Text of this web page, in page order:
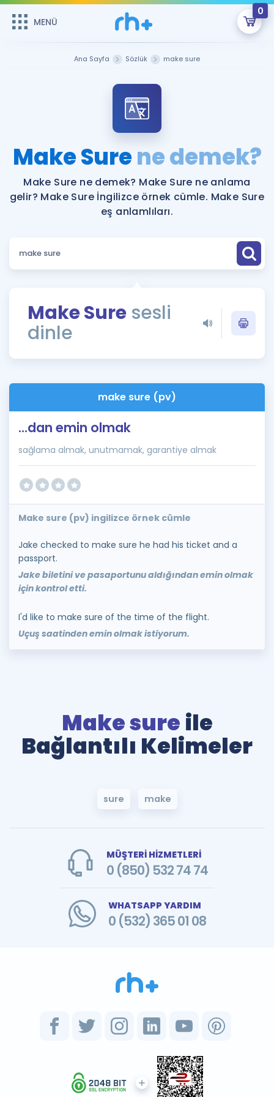
MENÜ
0
ÜYE DEĞİLİM
Sepetin Şu An Boş.
Remzi Hoca ile seni sınava hazırlayacak onlarca eğitim seni
bekliyor!
MENÜ
Faydalı Araçlar
Sözlük
Rehberlik Aracı
ÖSYM Sınav Takvimi
İngilizce Gramer
Hakkımızda
Ana Sayfa Sözlük make sure
Make Surene demek?
Make Sure ne demek? Make Sure ne anlama
gelir? Make Sure İngilizce örnek cümle. Make Sure
eş anlamlıları.
Make Sure sesli
dinle
make sure (pv)
...dan emin olmak
sağlama almak, unutmamak, garantiye almak
Make sure (pv) ingilizce örnek cümle
Jake checked to make sure he had his ticket and a
passport.
Jake biletini ve pasaportunu aldığından emin olmak
için kontrol etti.
I'd like to make sure of the time of the flight.
Uçuş saatinden emin olmak istiyorum.
Make sure ile
Bağlantılı Kelimeler
sure make
MÜŞTERİ HİZMETLERİ
0 (850) 532 74 74
WHATSAPP YARDIM
0 (532) 365 01 08